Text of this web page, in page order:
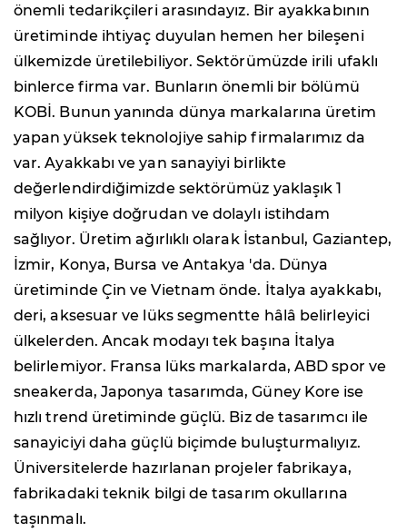
önemli tedarikçileri arasındayız. Bir ayakkabının
üretiminde ihtiyaç duyulan hemen her bileşeni
ülkemizde üretilebiliyor. Sektörümüzde irili ufaklı
binlerce firma var. Bunların önemli bir bölümü
KOBİ. Bunun yanında dünya markalarına üretim
yapan yüksek teknolojiye sahip firmalarımız da
var. Ayakkabı ve yan sanayiyi birlikte
değerlendirdiğimizde sektörümüz yaklaşık 1
milyon kişiye doğrudan ve dolaylı istihdam
sağlıyor. Üretim ağırlıklı olarak İstanbul, Gaziantep,
İzmir, Konya, Bursa ve Antakya 'da. Dünya
üretiminde Çin ve Vietnam önde. ⁠İtalya ayakkabı,
deri, aksesuar ve lüks segmentte hâlâ belirleyici
ülkelerden. Ancak modayı tek başına İtalya
belirlemiyor. Fransa lüks markalarda, ABD spor ve
sneakerda, Japonya tasarımda, Güney Kore ise
hızlı trend üretiminde güçlü. Biz de tasarımcı ile
sanayiciyi daha güçlü biçimde buluşturmalıyız.
Üniversitelerde hazırlanan projeler fabrikaya,
fabrikadaki teknik bilgi de tasarım okullarına
taşınmalı.